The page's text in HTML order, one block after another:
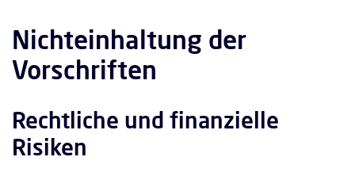
Nichteinhaltung der
Vorschriften
Rechtliche und finanzielle
Risiken